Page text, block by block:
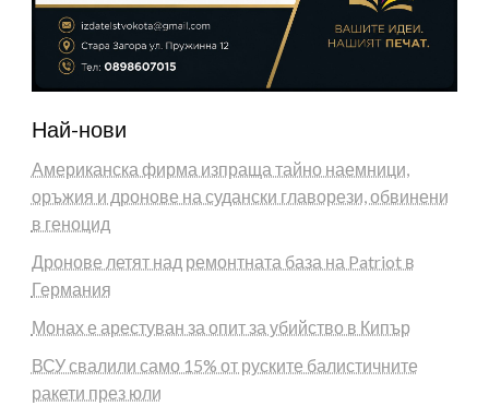
Най-нови
Американска фирма изпраща тайно наемници,
оръжия и дронове на судански главорези, обвинени
в геноцид
Дронове летят над ремонтната база на Patriot в
Германия
Монах е арестуван за опит за убийство в Кипър
ВСУ свалили само 15% от руските балистичните
ракети през юли